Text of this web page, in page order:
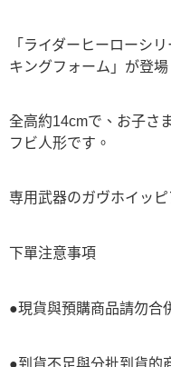
「ライダーヒーローシ
キングフォーム」が登場
全高約14cmで、お子さ
フビ人形です。
専用武器のガヴホイッピ
下單注意事項
●現貨與預購商品請勿合
●到貨不足與分批到貨的